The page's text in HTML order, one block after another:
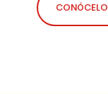
CONÓCELO